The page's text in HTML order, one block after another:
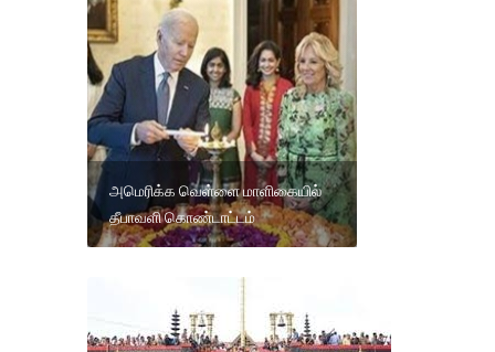
அமெரிக்க வெள்ளை மாளிகையில்
தீபாவளி கொண்டாட்டம்